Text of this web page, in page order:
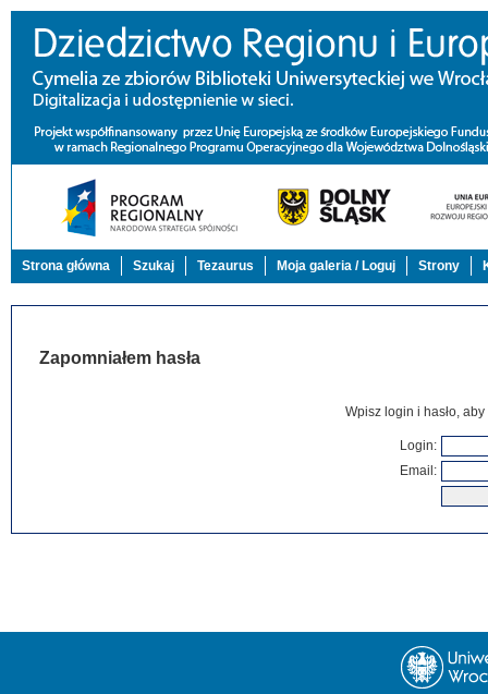
Strona główna Szukaj Tezaurus Moja galeria / Loguj Strony
Zapomniałem hasła
Wpisz login i hasło,
Login:
Email :